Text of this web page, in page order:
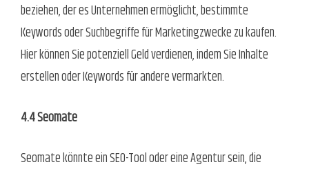
beziehen, der es Unternehmen ermöglicht, bestimmte
Keywords oder Suchbegriffe für Marketingzwecke zu kaufen.
Hier können Sie potenziell Geld verdienen, indem Sie Inhalte
erstellen oder Keywords für andere vermarkten.
4.4 Seomate
Seomate könnte ein SEO-Tool oder eine Agentur sein, die